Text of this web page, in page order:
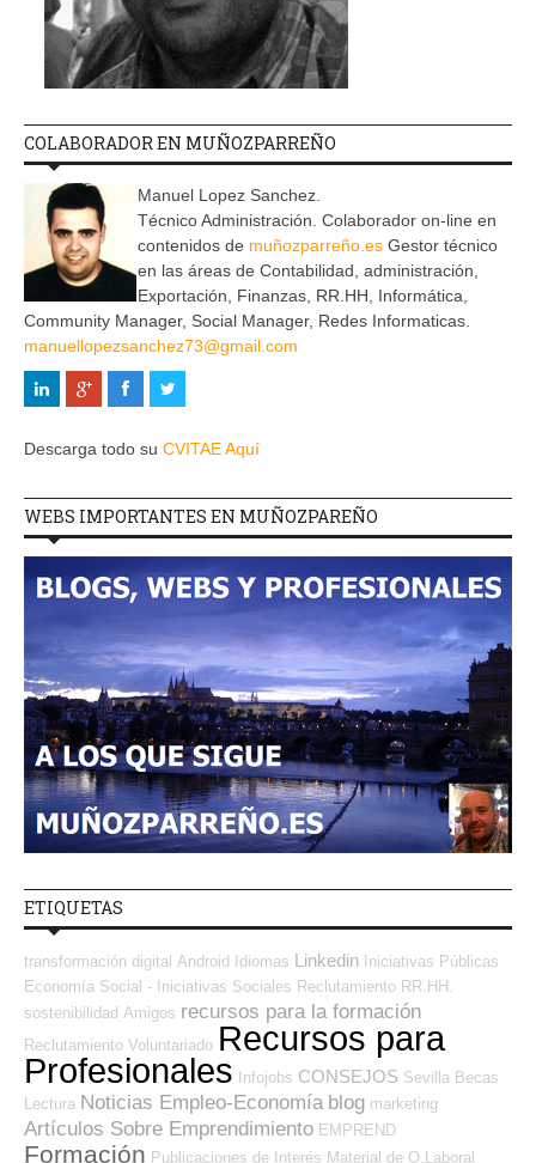
COLABORADOR EN MUÑOZPARREÑO
Manuel Lopez Sanchez.
Técnico Administración. Colaborador on-line en
contenidos de muñozparreño.es Gestor técnico
en las áreas de Contabilidad, administración,
Exportación, Finanzas, RR.HH, Informática,
Community Manager, Social Manager, Redes Informaticas.
manuellopezsanchez73@gmail.com
Descarga todo su CVITAE Aquí
WEBS IMPORTANTES EN MUÑOZPAREÑO
ETIQUETAS
transformación digital Android Idiomas Linkedin Iniciativas Públicas
Economía Social - Iniciativas Sociales Reclutamiento RR.HH.
sostenibilidad Amigos recursos para la formación
Reclutamiento Voluntariado Recursos para
Profesionales
Infojobs CONSEJOS Sevilla Becas
Lectura Noticias Empleo-Economía blog marketing
Artículos Sobre Emprendimiento EMPREND
Formación Publicaciones de Interés Material de O.Laboral